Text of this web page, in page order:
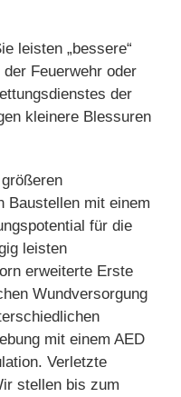
leisten „bessere“
Feuerwehr oder
der
kleinere Blessuren
Baustellen mit einem
für die
leisten
erweiterte Erste
Wundversorgung
mit einem AED
Verletzte
stellen bis zum